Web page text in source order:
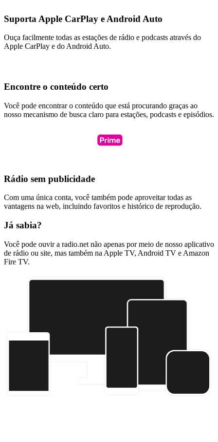
Suporta Apple CarPlay e Android Auto
Ouça facilmente todas as estações de rádio e podcasts através do
Apple CarPlay e do Android Auto.
Encontre o conteúdo certo
Você pode encontrar o conteúdo que está procurando graças ao
nosso mecanismo de busca claro para estações, podcasts e episódios.
Rádio sem publicidade
Com uma única conta, você também pode aproveitar todas as
vantagens na web, incluindo favoritos e histórico de reprodução.
Já sabia?
Você pode ouvir a radio.net não apenas por meio de nosso aplicativo
de rádio ou site, mas também na Apple TV, Android TV e Amazon
Fire TV.